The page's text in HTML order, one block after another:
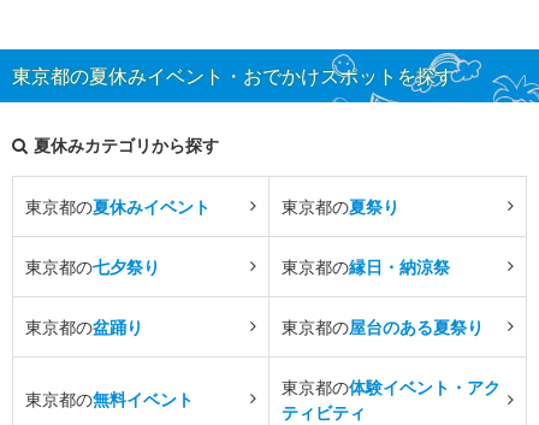
東京都の夏休みイベント・おでかけスポットを探す
夏休みカテゴリから探す
東京都の夏休みイベント 東京都の夏祭り
東京都の七夕祭り 東京都の縁日・納涼祭
東京都の盆踊り 東京都の屋台のある夏祭り
東京都の無料イベント
東京都の体験イベント・アク
ティビティ